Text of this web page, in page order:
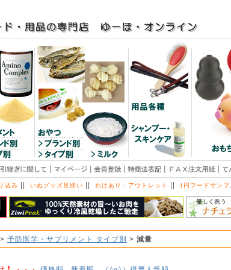
込み || いぬグッズ見繕い || わけあり・アウトレット || 1円フードサンプ
予防医学・サプリメント タイプ別 > 減量